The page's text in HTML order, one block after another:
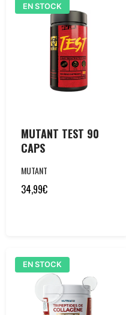
EN STOCK
MUTANT TEST 90
CAPS
MUTANT
34,99€
EN STOCK